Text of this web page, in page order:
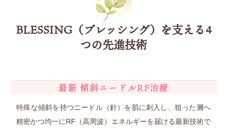
BLESSING（ブレッシング）を支える4
つの先進技術
最新 傾斜ニードルRF治療
特殊な傾斜を持つニードル（針）を肌に刺入し、狙った層へ
精密かつ均一にRF（高周波）エネルギーを届ける最新技術で